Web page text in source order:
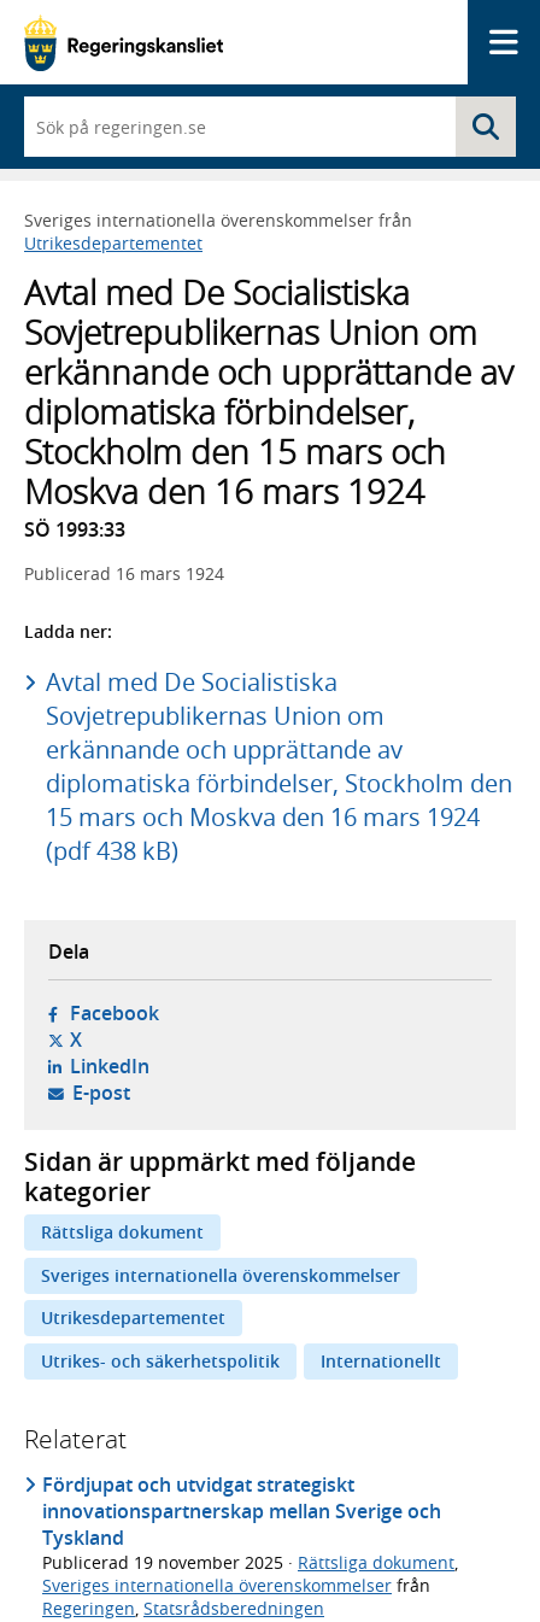
du
börjar
skriva
framträder
en
med
sökförslag
Sveriges internationella överenskommelser från
Utrikesdepartementet
Avtal med De Socialistiska
Sovjetrepublikernas Union om
erkännande och upprättande av
diplomatiska förbindelser,
Stockholm den 15 mars och
Moskva den 16 mars 1924
SÖ 1993:33
Publicerad 16 mars 1924
Ladda ner:
Avtal med De Socialistiska
Sovjetrepublikernas Union om
erkännande och upprättande av
diplomatiska förbindelser, Stockholm den
15 mars och Moskva den 16 mars 1924
(pdf 438 kB)
Dela
Facebook- öppnas i ny flik, extern webbplats,
X- öppnas i ny flik, extern webbplats,
LinkedIn- öppnas i ny flik, extern webbplats,
E-post- öppnar din e-postklient,
Sidan är uppmärkt med följande
kategorier
Rättsliga dokument
Sveriges internationella överenskommelser
Utrikesdepartementet
Utrikes- och säkerhetspolitik
Internationellt
Relaterat
Fördjupat och utvidgat strategiskt
innovationspartnerskap mellan Sverige och
Tyskland
Publicerad 19 november 2025 · Rättsliga dokument,
Sveriges internationella överenskommelser från
Regeringen, Statsrådsberedningen